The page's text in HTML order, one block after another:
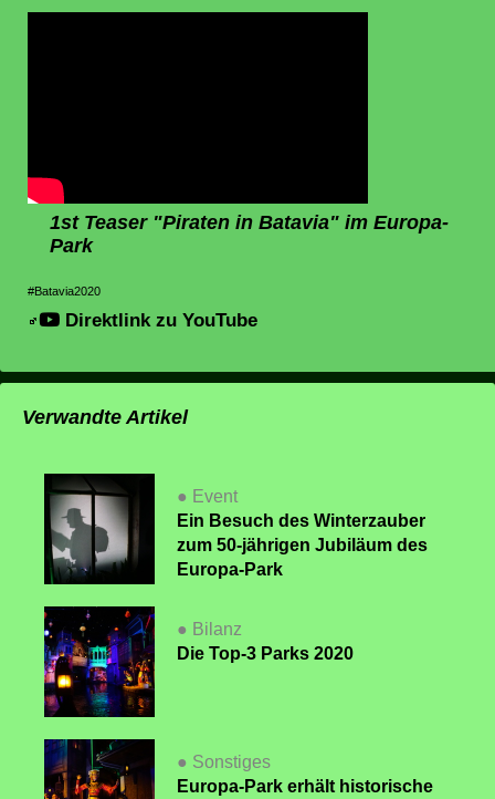
1st Teaser "Piraten in Batavia" im Europa-
Park
#Batavia2020
Direktlink zu YouTube
Verwandte Artikel
● Event
Ein Besuch des Winterzauber
zum 50-jährigen Jubiläum des
Europa-Park
● Bilanz
Die Top-3 Parks 2020
● Sonstiges
Europa-Park erhält historische